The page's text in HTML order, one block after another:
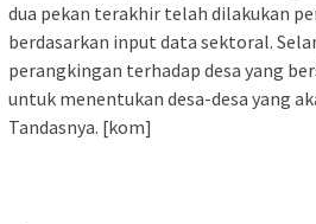
dua pekan terakhir telah dilakukan
berdasarkan input data sektoral.
perangkingan terhadap desa yang
untuk menentukan desa-desa yang
Tandasnya. [kom]